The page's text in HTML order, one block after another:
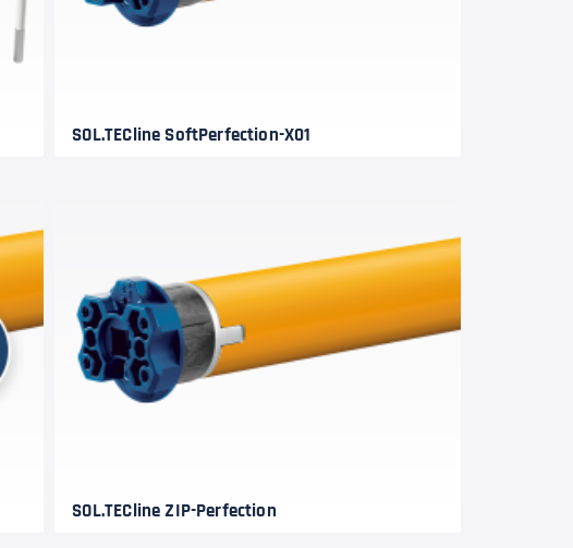
SOL.TECline SoftPerfection-X01
SOL.TECline ZIP-Perfection